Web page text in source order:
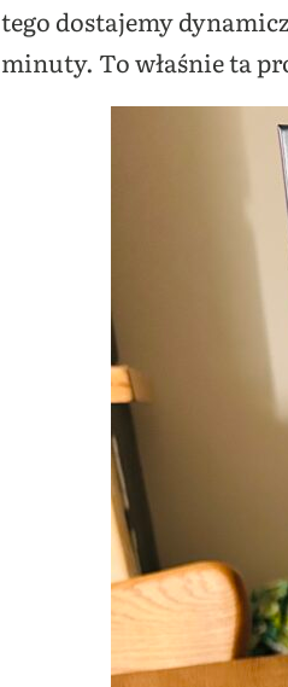
tego dostajemy
minuty. To właśnie ta